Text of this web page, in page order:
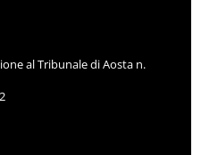
al Tribunale di Aosta n.